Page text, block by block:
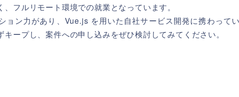
フルリモート環境での就業となっています。
ョン力があり、Vue.js を用いた自社サービス開発に携わって
ープし、案件への申し込みをぜひ検討してみてください。